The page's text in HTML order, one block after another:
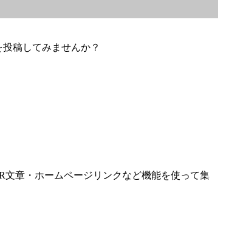
稿してみませんか？
文章・ホームページリンクなど機能を使って集